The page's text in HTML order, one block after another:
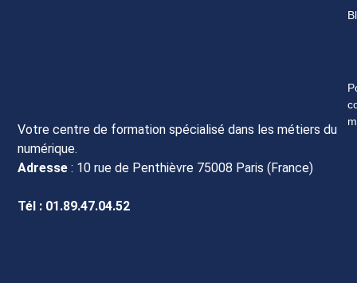
Votre centre de formation spécialisé dans les métiers du
numérique.
Adresse : 10 rue de Penthièvre 75008 Paris (France)
Tél : 01.89.47.04.52